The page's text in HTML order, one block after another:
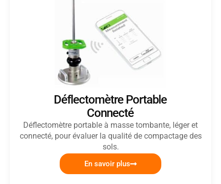
Déflectomètre Portable
Connecté
Déflectomètre portable à masse tombante, léger et
connecté, pour évaluer la qualité de compactage des
sols.
En savoir plus